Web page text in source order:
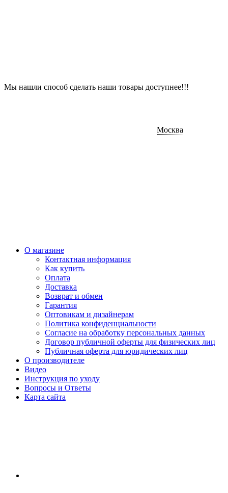
Мы нашли способ сделать наши товары доступнее!!!
Москва
О магазине
Контактная информация
Как купить
Оплата
Доставка
Возврат и обмен
Гарантия
Оптовикам и дизайнерам
Политика конфиденциальности
Согласие на обработку персональных данных
Договор публичной оферты для физических лиц
Публичная оферта для юридических лиц
О производителе
Видео
Инструкция по уходу
Вопросы и Ответы
Карта сайта